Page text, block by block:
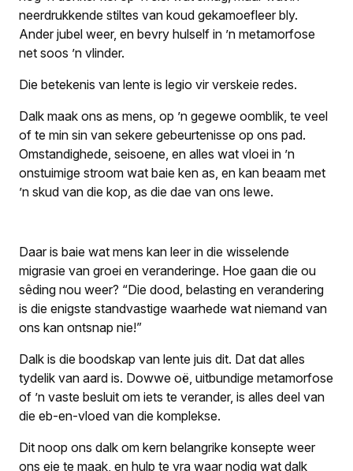
neerdrukkende stiltes van koud gekamoefleer bly.
Ander jubel weer, en bevry hulself in ’n metamorfose
net soos ’n vlinder.
Die betekenis van lente is legio vir verskeie redes.
Dalk maak ons as mens, op ’n gegewe oomblik, te veel
of te min sin van sekere gebeurtenisse op ons pad.
Omstandighede, seisoene, en alles wat vloei in ’n
onstuimige stroom wat baie ken as, en kan beaam met
’n skud van die kop, as die dae van ons lewe.
Daar is baie wat mens kan leer in die wisselende
migrasie van groei en veranderinge. Hoe gaan die ou
sêding nou weer? “Die dood, belasting en verandering
is die enigste standvastige waarhede wat niemand van
ons kan ontsnap nie!”
Dalk is die boodskap van lente juis dit. Dat dat alles
tydelik van aard is. Dowwe oë, uitbundige metamorfose
of ’n vaste besluit om iets te verander, is alles deel van
die eb-en-vloed van die komplekse.
Dit noop ons dalk om kern belangrike konsepte weer
ons eie te maak, en hulp te vra waar nodig wat dalk